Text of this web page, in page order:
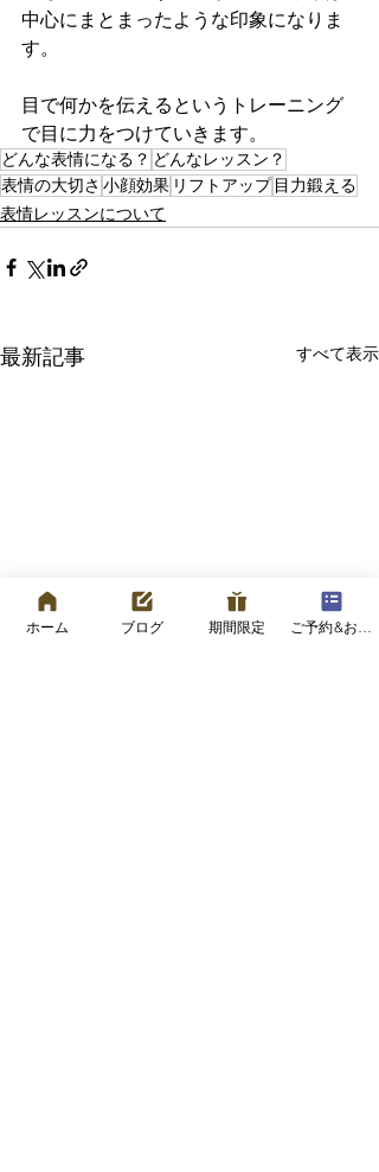
中心にまとまったような印象になりま
す。
目で何かを伝えるというトレーニング
で目に力をつけていきます。
どんな表情になる？ どんなレッスン？
表情の大切さ 小顔効果 リフトアップ 目力鍛える
表情レッスンについて
最新記事 すべて表示
ホーム ブログ 期間限定